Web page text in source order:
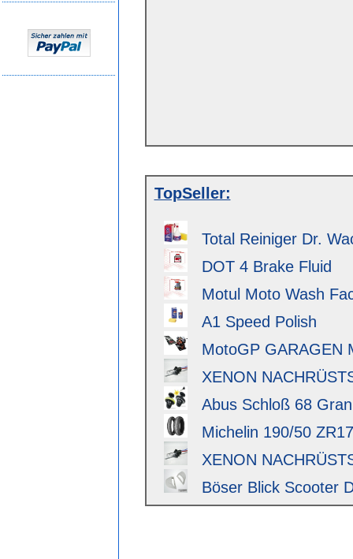
TopSeller:
Total Reiniger Dr.
DOT 4 Brake Fluid
Motul Moto Wash
A1 Speed Polish
MotoGP GARAGEN
XENON
Abus Schloß 68
Michelin 190/50
XENON
Böser Blick Scooter